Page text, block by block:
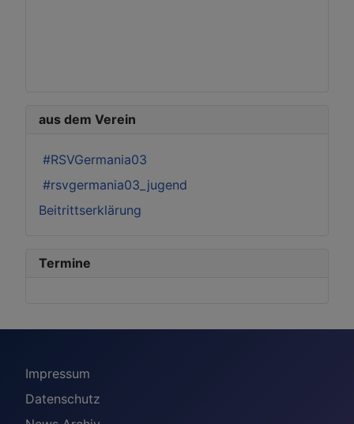
aus dem Verein
#RSVGermania03
#rsvgermania03_jugend
Beitrittserklärung
Termine
Impressum
Datenschutz